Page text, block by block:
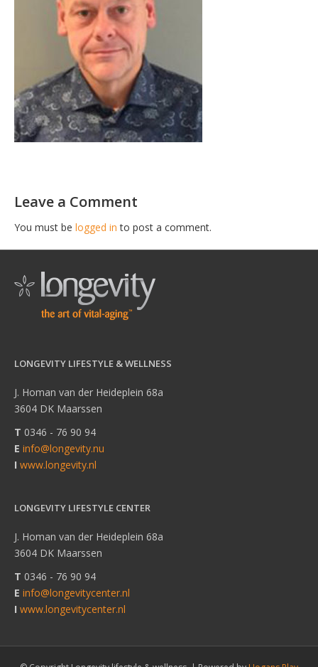
Leave a Comment
You must be logged in to post a comment.
LONGEVITY LIFESTYLE & WELLNESS
J. Homan van der Heideplein 68a
3604 DK Maarssen
T 0346 - 76 90 94
E info@longevity.nu
I www.longevity.nl
LONGEVITY LIFESTYLE CENTER
J. Homan van der Heideplein 68a
3604 DK Maarssen
T 0346 - 76 90 94
E info@longevitycenter.nl
I www.longevitycenter.nl